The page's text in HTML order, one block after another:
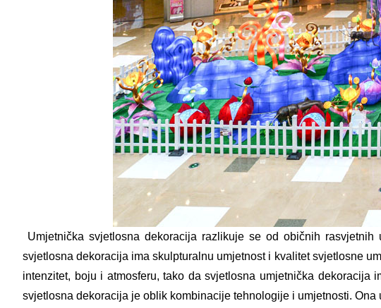
Umjetnička svjetlosna dekoracija razlikuje se od običnih
svjetlosna dekoracija ima skulpturalnu umjetnost i kvalitet svjetlosne
intenzitet, boju i atmosferu, tako da svjetlosna umjetnička
svjetlosna dekoracija je oblik kombinacije tehnologije i umjetnosti.